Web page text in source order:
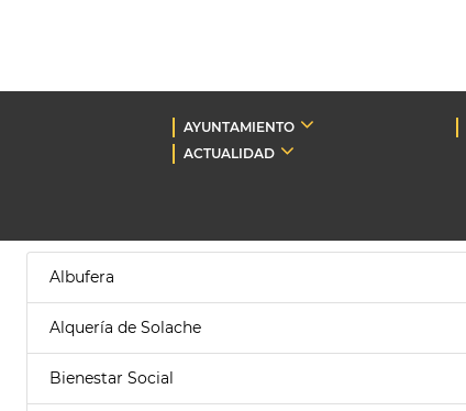
AYUNTAMIENTO
ACTUALIDAD
Albufera
Alquería de Solache
Bienestar Social